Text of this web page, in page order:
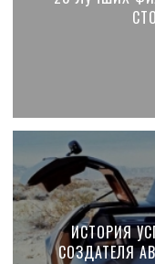
ИСТОРИЯ
СОЗДАТЕЛЯ